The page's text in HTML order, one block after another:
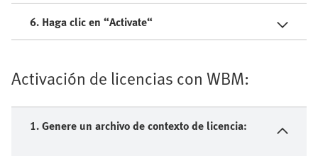
6. Haga clic en “Activate“
Activación de licencias con WBM:
1. Genere un archivo de contexto de licencia: